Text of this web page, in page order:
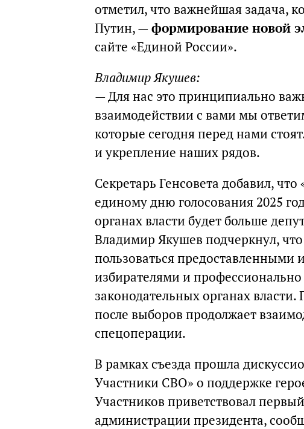
отметил, что важнейшая задача,
Путин, —формирование новой
сайте «Единой России».
Владимир Якушев:
—Для нас это принципиально
взаимодействии с вами мы
которые сегодня перед нами
и укрепление наших рядов.
Секретарь Генсовета добавил,
единому дню голосования 2025
органах власти будет больше
Владимир Якушев подчеркнул,
пользоваться предоставленными
избирателями и профессионально
законодательных органах
после выборов продолжает
спецоперации.
В рамках съезда прошла
Участники СВО» о поддержке
Участников приветствовал
администрации президента,